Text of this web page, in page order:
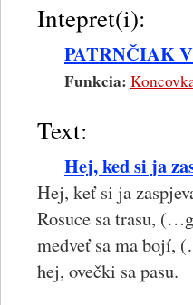
Intepret(i):
PATRNČIAK
Funkcia:
Text:
Hej, ked si ja
Hej, keť si ja
Rosuce sa trasu,
medveť sa ma bojí,
hej, ovečki sa pasu.